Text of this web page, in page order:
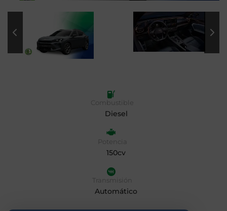
Combustible
Diesel
Potencia
150cv
Transmisión
Automático